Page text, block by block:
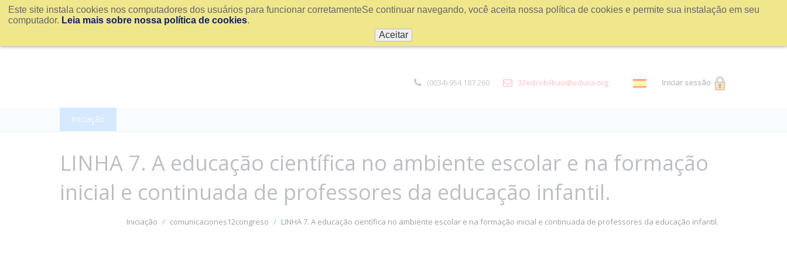
Este site instala cookies nos computadores dos usuários para funcionar corretamenteSe continuar navegando, você aceita nossa política de cookies e permite sua instalação em seu
computador. Leia mais sobre nossa política de cookies.
Aceitar
(0034) 954 187 260 32edcebilbao@educa.org Iniciar sessão
Iniciação
LINHA 7. A educação científica no ambiente escolar e na formação
inicial e continuada de professores da educação infantil.
Iniciação comunicaciones12congreso LINHA 7. A educação científica no ambiente escolar e na formação inicial e continuada de professores da educação infantil.